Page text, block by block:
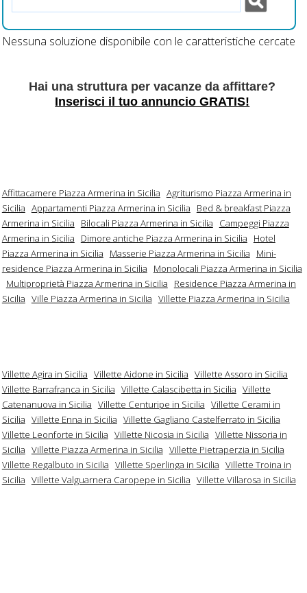
Nessuna soluzione disponibile con le caratteristiche cercate
Hai una struttura per vacanze da affittare?
Inserisci il tuo annuncio GRATIS!
Affittacamere Piazza Armerina in Sicilia Agriturismo Piazza Armerina in
Sicilia Appartamenti Piazza Armerina in Sicilia
Bed & breakfast Piazza
Armerina in Sicilia
Bilocali Piazza Armerina in Sicilia
Campeggi Piazza
Armerina in Sicilia
Dimore antiche Piazza Armerina in Sicilia
Hotel
Piazza Armerina in Sicilia
Masserie Piazza Armerina in Sicilia
Mini-
residence Piazza Armerina in Sicilia
Monolocali Piazza Armerina in Sicilia
Multiproprietà Piazza Armerina in Sicilia
Residence Piazza Armerina in
Sicilia Ville Piazza Armerina in Sicilia Villette Piazza Armerina in Sicilia
Villette Agira in Sicilia Villette Aidone in Sicilia Villette Assoro in Sicilia
Villette Barrafranca in Sicilia Villette Calascibetta in Sicilia Villette
Catenanuova in Sicilia Villette Centuripe in Sicilia Villette Cerami in
Sicilia Villette Enna in Sicilia Villette Gagliano Castelferrato in Sicilia
Villette Leonforte in Sicilia Villette Nicosia in Sicilia Villette Nissoria in
Sicilia Villette Piazza Armerina in Sicilia Villette Pietraperzia in Sicilia
Villette Regalbuto in Sicilia Villette Sperlinga in Sicilia Villette Troina in
Sicilia Villette Valguarnera Caropepe in Sicilia Villette Villarosa in Sicilia